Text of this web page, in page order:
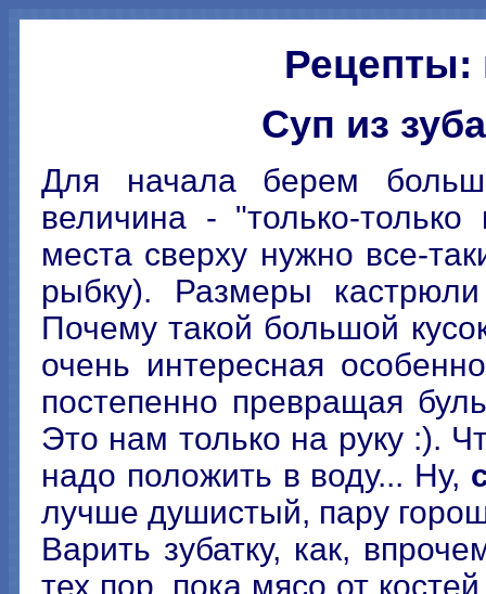
Суп из
Для начала берем
величина - "только-
места сверху нужно все-
рыбку). Размеры
Почему такой большой
очень интересная
постепенно превращая
Это нам только на руку :).
надо положить в воду... Ну,
лучше душистый, пару
Варить зубатку, как,
тех пор, пока мясо от